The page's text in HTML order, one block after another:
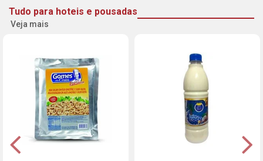
Tudo para hoteis e pousadas
Veja mais